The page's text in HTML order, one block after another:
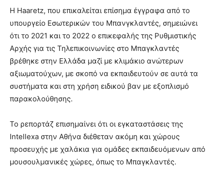
Η Haaretz, που επικαλείται επίσημα έγγραφα από το
υπουργείο Εσωτερικών του Μπανγκλαντές, σημειώνει
ότι το 2021 και το 2022 ο επικεφαλής της Ρυθμιστικής
Αρχής για τις Τηλεπικοινωνίες στο Μπαγκλαντές
βρέθηκε στην Ελλάδα μαζί με κλιμάκιο ανώτερων
αξιωματούχων, με σκοπό να εκπαιδευτούν σε αυτά τα
συστήματα και στη χρήση ειδικού βαν με εξοπλισμό
παρακολούθησης.
Το ρεπορτάζ επισημαίνει ότι οι εγκαταστάσεις της
Intellexa στην Αθήνα διέθεταν ακόμη και χώρους
προσευχής με χαλάκια για ομάδες εκπαιδευόμενων από
μουσουλμανικές χώρες, όπως το Μπαγκλαντές.